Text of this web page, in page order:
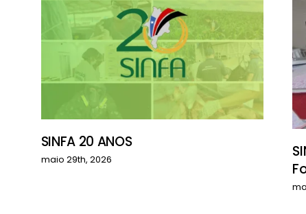
SINFA 20 ANOS
maio 29th, 2026